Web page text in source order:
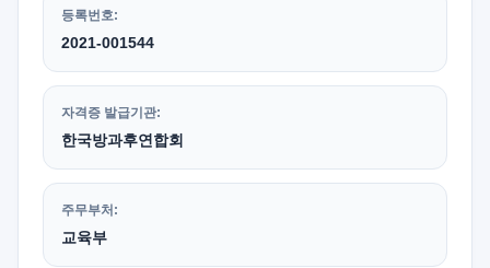
등록번호:
2021-001544
자격증 발급기관:
한국방과후연합회
주무부처:
교육부